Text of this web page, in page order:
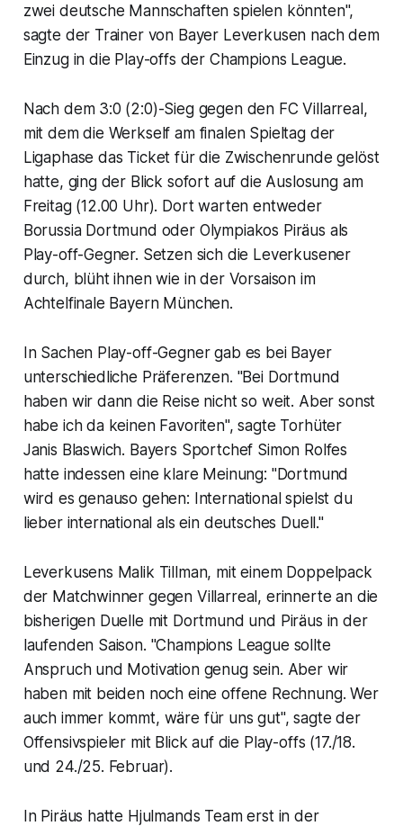
zwei deutsche Mannschaften spielen könnten",
sagte der Trainer von Bayer Leverkusen nach dem
Einzug in die Play-offs der Champions League.
Nach dem 3:0 (2:0)-Sieg gegen den FC Villarreal,
mit dem die Werkself am finalen Spieltag der
Ligaphase das Ticket für die Zwischenrunde gelöst
hatte, ging der Blick sofort auf die Auslosung am
Freitag (12.00 Uhr). Dort warten entweder
Borussia Dortmund oder Olympiakos Piräus als
Play-off-Gegner. Setzen sich die Leverkusener
durch, blüht ihnen wie in der Vorsaison im
Achtelfinale Bayern München.
In Sachen Play-off-Gegner gab es bei Bayer
unterschiedliche Präferenzen. "Bei Dortmund
haben wir dann die Reise nicht so weit. Aber sonst
habe ich da keinen Favoriten", sagte Torhüter
Janis Blaswich. Bayers Sportchef Simon Rolfes
hatte indessen eine klare Meinung: "Dortmund
wird es genauso gehen: International spielst du
lieber international als ein deutsches Duell."
Leverkusens Malik Tillman, mit einem Doppelpack
der Matchwinner gegen Villarreal, erinnerte an die
bisherigen Duelle mit Dortmund und Piräus in der
laufenden Saison. "Champions League sollte
Anspruch und Motivation genug sein. Aber wir
haben mit beiden noch eine offene Rechnung. Wer
auch immer kommt, wäre für uns gut", sagte der
Offensivspieler mit Blick auf die Play-offs (17./18.
und 24./25. Februar).
In Piräus hatte Hjulmands Team erst in der